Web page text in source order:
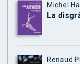
Michel
La
Renaud